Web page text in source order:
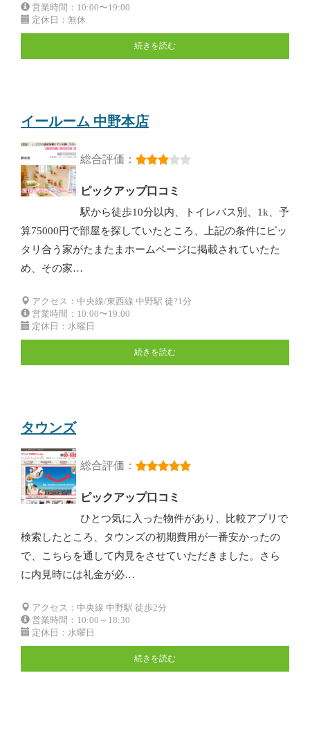
営業時間：10:00〜19:00
定休日：無休
続きを読む
イールーム 中野本店
総合評価：
ピックアップ口コミ
駅から徒歩10分以内、トイレバス別、1k、予
算75000円で部屋を探していたところ、上記の条件にピッ
タリ合う家がたまたまホームページに掲載されていたた
め、その家…
アクセス：中央線/東西線 中野駅 徒?1分
営業時間：10:00〜19:00
定休日：水曜日
続きを読む
タウンズ
総合評価：
ピックアップ口コミ
ひとつ気に入った物件があり、比較アプリで
検索したところ、タウンズの初期費用が一番安かったの
で、こちらを通して内見をさせていただきました。さら
に内見時には礼金が必…
アクセス：中央線 中野駅 徒歩2分
営業時間：10:00～18:30
定休日：水曜日
続きを読む